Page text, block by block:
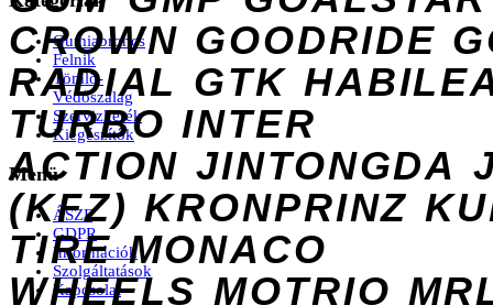
CROWN GOODRIDE
RADIAL GTK
TURBO INTER
ACTION JINTONGDA
(KFZ) KRONPRINZ
TIRE MONACO
WHEELS MOTRIO
Gumiabroncs
Felnik
Tömlő-
Védőszalag
Szervizkerék
Kiegészítők
Menü
ÁSZF
GDPR
Információk
Szolgáltatások
Kapcsolat